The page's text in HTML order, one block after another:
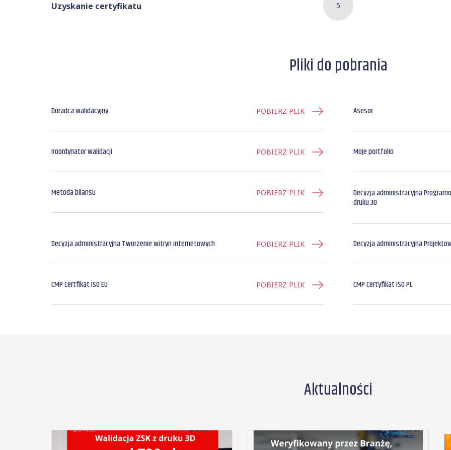
5
Uzyskanie certyfikatu
Pliki do pobrania
Doradca walidacyjny POBIERZ PLIK Asesor
Koordynator walidacji POBIERZ PLIK Moje portfolio
Metoda bilansu POBIERZ PLIK Decyzja administracyjna
druku 3D
Decyzja administracyjna Tworzenie witryn internetowych POBIERZ PLIK Decyzja administracyjna
CMP Certfikat ISO EU POBIERZ PLIK CMP Certyfikat ISO PL
Aktualności